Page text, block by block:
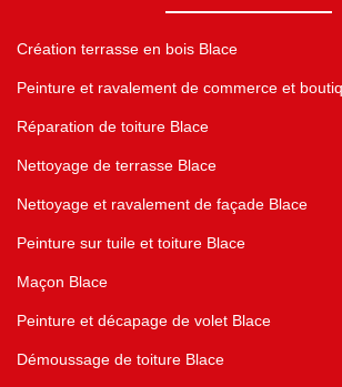
Création terrasse en bois Blace
Peinture et ravalement de commerce et
Réparation de toiture Blace
Nettoyage de terrasse Blace
Nettoyage et ravalement de façade Blace
Peinture sur tuile et toiture Blace
Maçon Blace
Peinture et décapage de volet Blace
Démoussage de toiture Blace